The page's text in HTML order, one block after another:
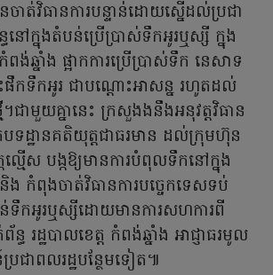
ាត់វិធានការបន្ទាន់ដោយស្នើដល់ប្រជា
នៅក្នុងតំបន់ប្រើប្រាស់ទឹកអូរឬស្សី ក្នុង
ឆ្នាំង ផ្អាកការប្រើប្រាស់ទឹក នេសាទ
កទឹកអូរ ជាបណ្តោះអាសន្ន រហូតដល់
។ជាមួយគ្នានេះ ក្រសួងងនឹងអនុវត្តវិធាន
ទដ្ឋានគតិយុត្តជាធរមាន ដល់ក្រុមហ៊ុន
មើស បង្កឱ្យមានការបំពុលទឹកនៅក្នុង
ង កំពុងចាត់វិធានការបច្ចេកទេសទប់
ទឹកអូរឬស្សីដោយមានការសហការពី
ធ រដ្ឋបាលខេត្ត កំពង់ឆ្នាំង អាជ្ញាធរមូល
ជាពលរដ្ឋបន្ថែមទៀត៕